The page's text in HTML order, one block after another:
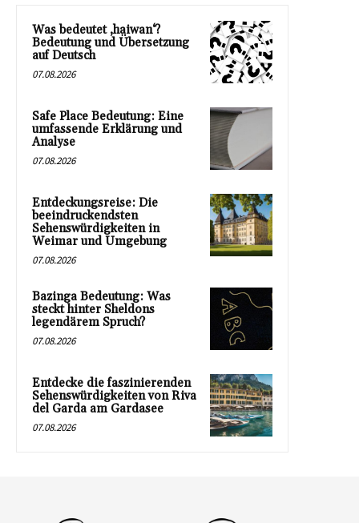
Was bedeutet ‚haiwan‘?
Bedeutung und Übersetzung
auf Deutsch
07.08.2026
Safe Place Bedeutung: Eine
umfassende Erklärung und
Analyse
07.08.2026
Entdeckungsreise: Die
beeindruckendsten
Sehenswürdigkeiten in
Weimar und Umgebung
07.08.2026
Bazinga Bedeutung: Was
steckt hinter Sheldons
legendärem Spruch?
07.08.2026
Entdecke die faszinierenden
Sehenswürdigkeiten von Riva
del Garda am Gardasee
07.08.2026